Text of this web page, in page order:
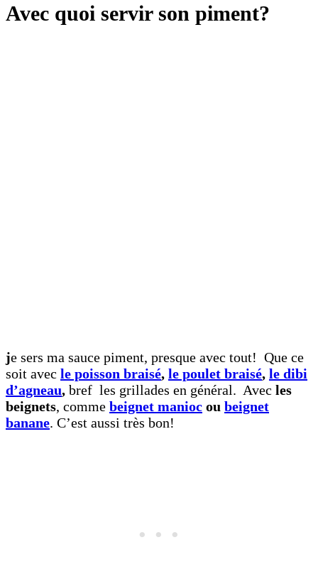
Avec quoi servir son piment?
je sers ma sauce piment, presque avec tout! Que ce
soit avec le poisson braisé, le poulet braisé, le dibi
d’agneau, bref les grillades en général. Avec les
beignets, comme beignet manioc ou beignet
banane. C’est aussi très bon!